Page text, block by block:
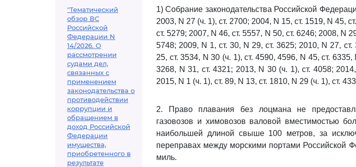
"Тематический
обзор ВС
Российской
Федерации N
14/2026. О
рассмотрении
судами дел,
связанных с
применением
законодательства о
противодействии
коррупции и
обращением в
доход Российской
Федерации
имущества,
приобретенного в
результате
1) Собрание законодательства Российской
2003, N 27 (ч. 1), ст. 2700; 2004, N 15, ст. 1519, N 45,
ст. 5279; 2007, N 46, ст. 5557, N 50, ст. 6246; 2008, N
5748; 2009, N 1, ст. 30, N 29, ст. 3625; 2010, N 27,
25, ст. 3534, N 30 (ч. 1), ст. 4590, 4596, N 45, ст.
3268, N 31, ст. 4321; 2013, N 30 (ч. 1), ст. 4058;
2015, N 1 (ч. 1), ст. 89, N 13, ст. 1810, N 29 (ч. 1), ст.
2. Право плавания без лоцмана не
газовозов и химовозов валовой вместимостью
наибольшей длиной свыше 100 метров, за
переправах между морскими портами Российской
миль.